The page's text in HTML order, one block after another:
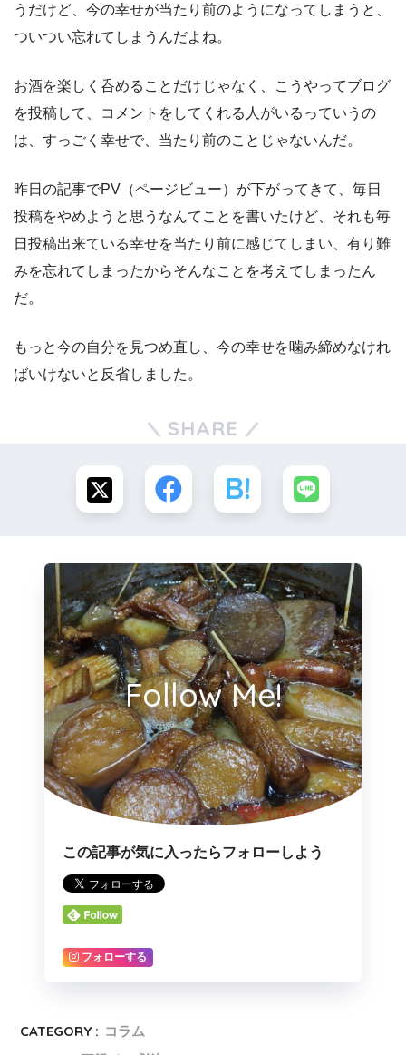
うだけど、今の幸せが当たり前のようになってしまうと、
ついつい忘れてしまうんだよね。
お酒を楽しく呑めることだけじゃなく、こうやってブログ
を投稿して、コメントをしてくれる人がいるっていうの
は、すっごく幸せで、当たり前のことじゃないんだ。
昨日の記事でPV（ページビュー）が下がってきて、毎日
投稿をやめようと思うなんてことを書いたけど、それも毎
日投稿出来ている幸せを当たり前に感じてしまい、有り難
みを忘れてしまったからそんなことを考えてしまったん
だ。
もっと今の自分を見つめ直し、今の幸せを噛み締めなけれ
ばいけないと反省しました。
SHARE
Follow Me!
この記事が気に入ったらフォローしよう
フォローする
CATEGORY : コラム